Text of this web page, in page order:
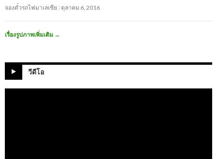
จองตั๋วรถไฟมาเลเซีย ตุลาคม 6, 2016
เรื่องรูปภาพเพิ่มเติม →
วีดีโอ